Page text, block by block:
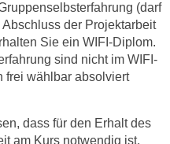
(darf
der Projektarbeit
Sie ein WIFI-Diplom.
sind nicht im WIFI-
frei wählbar absolviert
dass für den Erhalt des
am Kurs notwendig ist.